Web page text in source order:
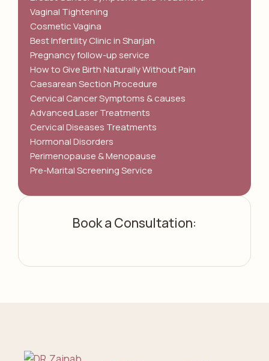
Vaginal Tightening
Cosmetic Vagina
Best Infertility Clinic in Sharjah
Pregnancy follow-up service
How to Give Birth Naturally Without Pain
Caesarean Section Procedure
Cervical Cancer Symptoms & causes
Advanced Laser Treatments
Cervical Diseases Treatments
Hormonal Disorders
Perimenopause & Menopause
Pre-Marital Screening Service
Book a Consultation: